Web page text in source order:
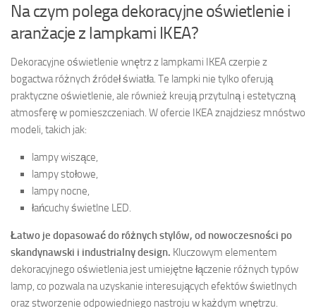
Na czym polega dekoracyjne oświetlenie i
aranżacje z lampkami IKEA?
Dekoracyjne oświetlenie wnętrz z lampkami IKEA czerpie z
bogactwa różnych źródeł światła. Te lampki nie tylko oferują
praktyczne oświetlenie, ale również kreują przytulną i estetyczną
atmosferę w pomieszczeniach. W ofercie IKEA znajdziesz mnóstwo
modeli, takich jak:
lampy wiszące,
lampy stołowe,
lampy nocne,
łańcuchy świetlne LED.
Łatwo je dopasować do różnych stylów, od nowoczesności po
skandynawski i industrialny design. Kluczowym elementem
dekoracyjnego oświetlenia jest umiejętne łączenie różnych typów
lamp, co pozwala na uzyskanie interesujących efektów świetlnych
oraz stworzenie odpowiedniego nastroju w każdym wnętrzu.